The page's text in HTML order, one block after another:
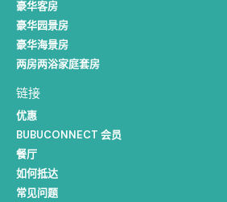
豪华客房
豪华园景房
豪华海景房
两房两浴家庭套房
链接
优惠
BUBUCONNECT 会员
餐厅
如何抵达
常见问题